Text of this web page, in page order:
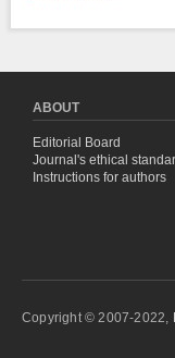
ABOUT
Editorial Board
Journal's ethical
Instructions for authors
Copyright © 2007-2022,